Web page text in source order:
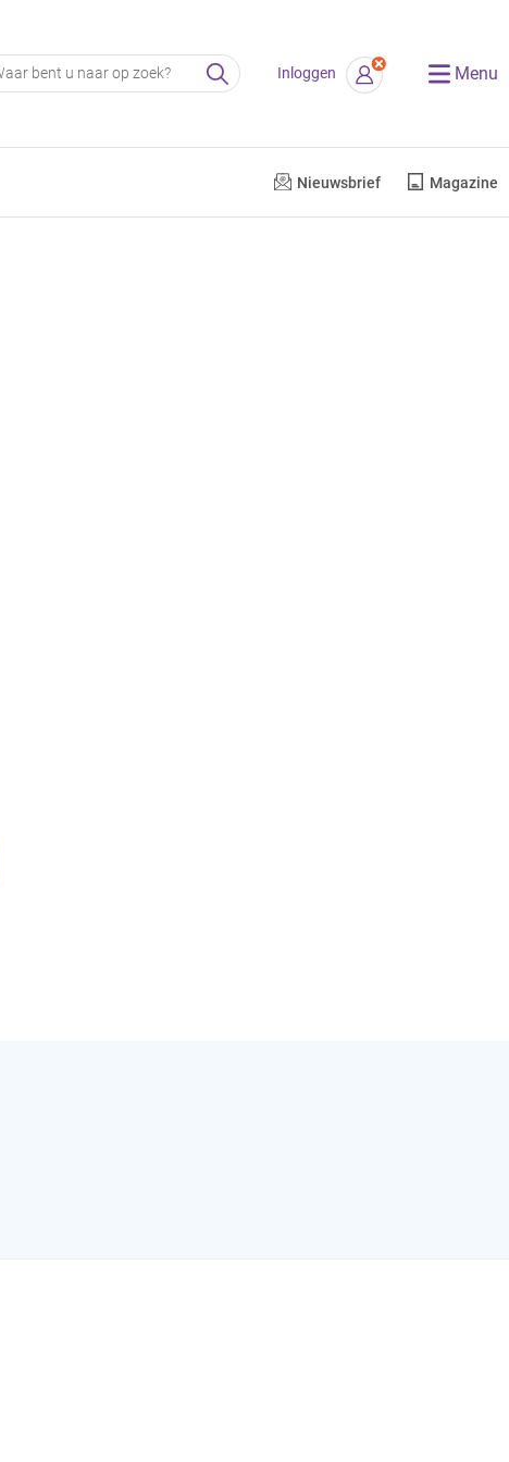
Inloggen Menu
Nieuwsbrief Magazine